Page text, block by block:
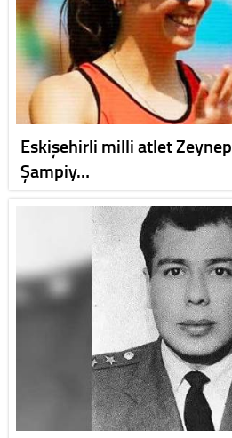
Eskişehirli milli atlet
Şampiy…